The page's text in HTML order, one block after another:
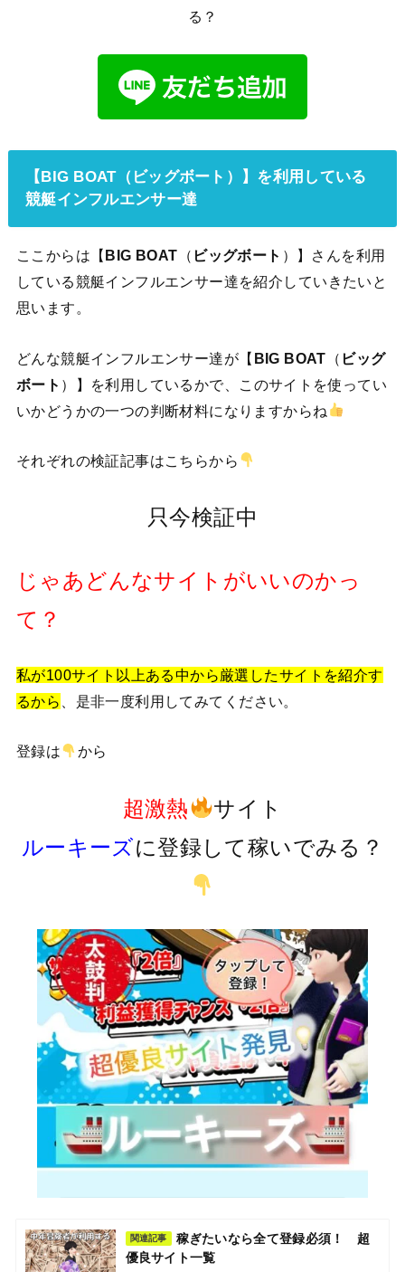
る？
【BIG BOAT（ビッグボート）】を利用している
競艇インフルエンサー達
ここからは【BIG BOAT （ ビッグボート ）】さんを利用
している競艇インフルエンサー達を紹介していきたいと
思います。
どんな競艇インフルエンサー達が【 BIG BOAT （ ビッグ
ボート ）】を利用しているかで、このサイトを使ってい
いかどうかの一つの判断材料になりますからね
それぞれの検証記事はこちらから
只今検証中
じゃあどんなサイトがいいのかっ
て？
私が100サイト以上ある中から厳選したサイトを紹介す
るから
、是非一度利用してみてください。
登録は から
超激熱
サイト
ルーキーズに登録して稼いでみる？
関連記事
稼ぎたいなら全て登録必須！ 超
優良サイト一覧